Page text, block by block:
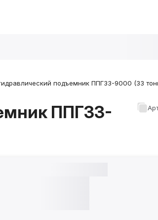
подъемник ППГ33-9000 (33
ППГ33-